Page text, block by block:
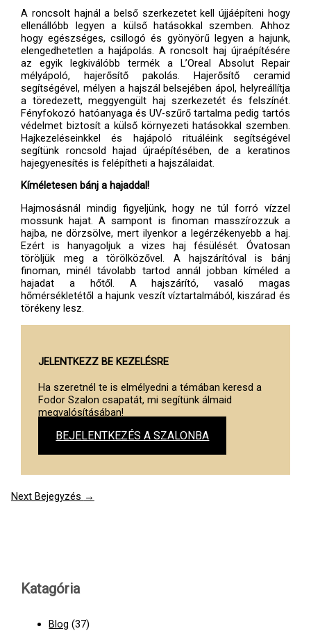
A roncsolt hajnál a belső szerkezetet kell újjáépíteni hogy
ellenállóbb legyen a külső hatásokkal szemben. Ahhoz
hogy egészséges, csillogó és gyönyörű legyen a hajunk,
elengedhetetlen a hajápolás. A roncsolt haj újraépítésére
az egyik legkiválóbb termék a L’Oreal Absolut Repair
mélyápoló, hajerősítő pakolás. Hajerősítő ceramid
segítségével, mélyen a hajszál belsejében ápol, helyreállítja
a töredezett, meggyengült haj szerkezetét és felszínét.
Fényfokozó hatóanyaga és UV-szűrő tartalma pedig tartós
védelmet biztosít a külső környezeti hatásokkal szemben.
Hajkezeléseinkkel és hajápoló rituáléink segítségével
segítünk roncsold hajad újraépítésében, de a keratinos
hajegyenesítés is felépítheti a hajszálaidat.
Kíméletesen bánj a hajaddal!
Hajmosásnál mindig figyeljünk, hogy ne túl forró vízzel
mossunk hajat. A sampont is finoman masszírozzuk a
hajba, ne dörzsölve, mert ilyenkor a legérzékenyebb a haj.
Ezért is hanyagoljuk a vizes haj fésülését. Óvatosan
töröljük meg a törölközővel. A hajszárítóval is bánj
finoman, minél távolabb tartod annál jobban kíméled a
hajadat a hőtől. A hajszárító, vasaló magas
hőmérsékletétől a hajunk veszít víztartalmából, kiszárad és
törékeny lesz.
JELENTKEZZ BE KEZELÉSRE
Ha szeretnél te is elmélyedni a témában keresd a
Fodor Szalon csapatát, mi segítünk álmaid
megvalósításában!
BEJELENTKEZÉS A SZALONBA
Next Bejegyzés →
Katagória
Blog (37)